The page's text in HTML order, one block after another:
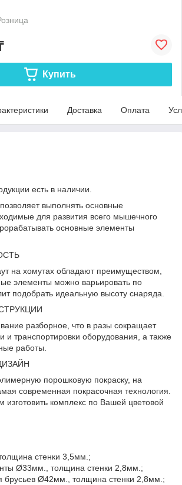
Купить
Доставка Оплата
есть в наличии.
выполнять основные
для развития всего мышечного
основные элементы
на хомутах обладают преимуществом,
элементы можно варьировать по
подобрать идеальную высоту снаряда.
разборное, что в разы сокращает
и транспортировки оборудования, а также
работы.
порошковую покраску, на
современная покрасочная технология.
комплекс по Вашей цветовой
стенки 3,5мм.;
Ø33мм., толщина стенки 2,8мм.;
брусьев Ø42мм., толщина стенки 2,8мм.;